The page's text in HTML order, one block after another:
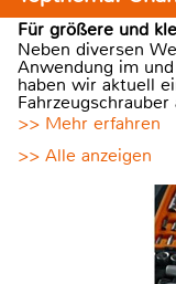
Für größere und
Neben diversen
Anwendung im
haben wir aktuell
>> Mehr erfahren
>> Alle anzeigen